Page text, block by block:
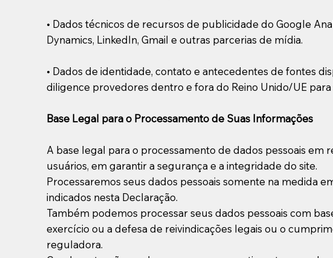
• Dados técnicos de recursos de publicidade do Google
Dynamics, LinkedIn, Gmail e outras parcerias de mídia.
• ​​Dados de identidade, contato e antecedentes de fontes
diligence provedores dentro e fora do Reino Unido/UE
Base Legal para o Processamento de Suas Informações
A base legal para o processamento de dados pessoais em
usuários, em garantir a segurança e a integridade do site.
Processaremos seus dados pessoais somente na medida
indicados nesta Declaração.
Também podemos processar seus dados pessoais com
exercício ou a defesa de reivindicações legais ou o
reguladora.